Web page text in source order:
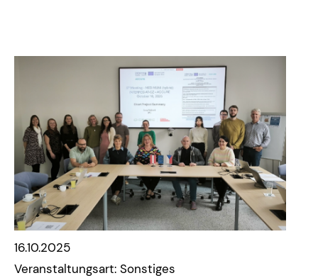
16.10.2025
Veranstaltungsart: Sonstiges